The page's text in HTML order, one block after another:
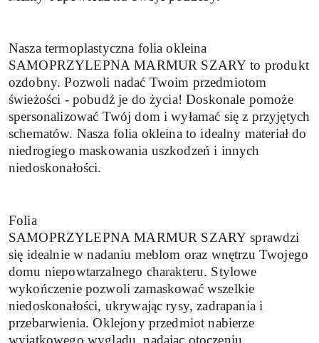
Nasza termoplastyczna folia okleina
SAMOPRZYLEPNA MARMUR SZARY to produkt
ozdobny. Pozwoli nadać Twoim przedmiotom
świeżości - pobudź je do życia! Doskonale pomoże
spersonalizować Twój dom i wyłamać się z przyjętych
schematów. Nasza folia okleina to idealny materiał do
niedrogiego maskowania uszkodzeń i innych
niedoskonałości.
Folia
SAMOPRZYLEPNA MARMUR SZARY sprawdzi
się idealnie w nadaniu meblom oraz wnętrzu Twojego
domu niepowtarzalnego charakteru. Stylowe
wykończenie pozwoli zamaskować wszelkie
niedoskonałości, ukrywając rysy, zadrapania i
przebarwienia. Oklejony przedmiot nabierze
wyjątkowego wyglądu, nadając otoczeniu